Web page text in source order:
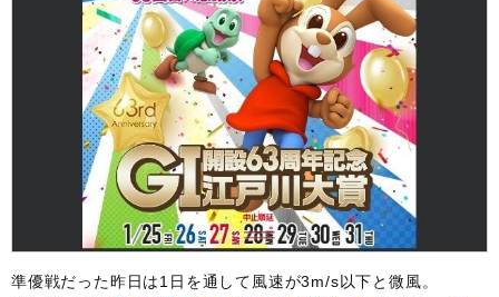
準優戦だった昨日は1日を通して風速が3m/s以下と微風。